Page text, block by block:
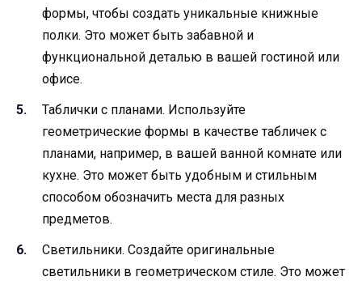
формы, чтобы создать уникальные книжные
полки. Это может быть забавной и
функциональной деталью в вашей гостиной или
офисе.
Таблички с планами. Используйте
геометрические формы в качестве табличек с
планами, например, в вашей ванной комнате или
кухне. Это может быть удобным и стильным
способом обозначить места для разных
предметов.
Светильники. Создайте оригинальные
светильники в геометрическом стиле. Это может